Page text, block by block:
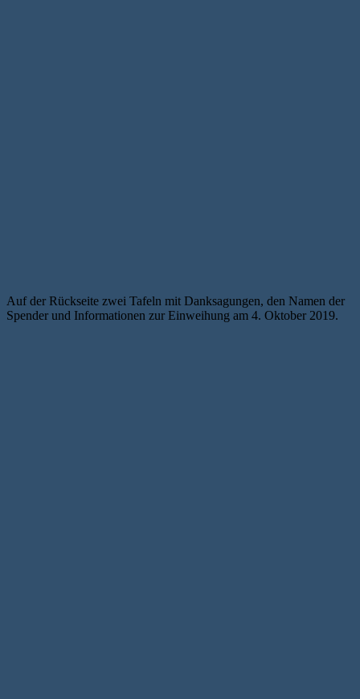
Auf der Rückseite zwei Tafeln mit Danksagungen, den Namen der
Spender und Informationen zur Einweihung am 4. Oktober 2019.